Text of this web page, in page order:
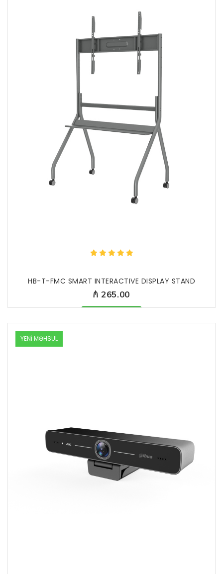
HB-T-FMC SMART INTERACTIVE DISPLAY STAND
₼ 265.00
Məhsul mövcuddur
YENİ MƏHSUL